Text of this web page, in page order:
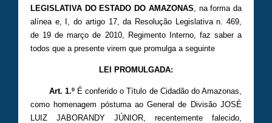
LEGISLATIVA DO ESTADO DO AMAZONAS , na forma da
alínea e, I, do artigo 17, da Resolução Legislativa n. 469,
de 19 de março de 2010, Regimento Interno, faz saber a
todos que a presente virem que promulga a seguinte
LEI PROMULGADA:
Art. 1.ºÉ conferido o Título de Cidadão do Amazonas,
como homenagem póstuma ao General de Divisão JOSÉ
LUIZ JABORANDY JÚNIOR, recentemente falecido,